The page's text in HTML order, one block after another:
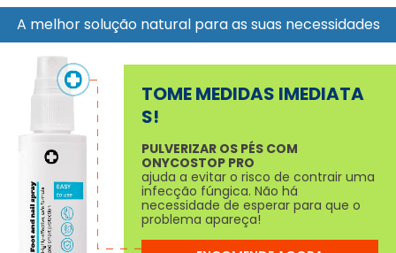
A melhor solução natural para as suas necessidades
TOME MEDIDAS IMEDIATA
S!
PULVERIZAR OS PÉS COM
ONYCOSTOP PRO
ajuda a evitar o risco de contrair uma
infecção fúngica. Não há
necessidade de esperar para que o
problema apareça!